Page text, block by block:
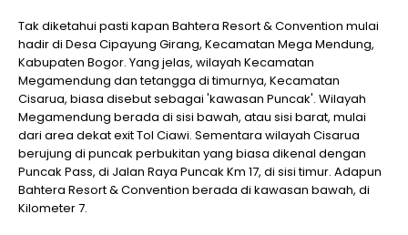
Tak diketahui pasti kapan Bahtera Resort & Convention mulai
hadir di Desa Cipayung Girang, Kecamatan Mega Mendung,
Kabupaten Bogor. Yang jelas, wilayah Kecamatan
Megamendung dan tetangga di timurnya, Kecamatan
Cisarua, biasa disebut sebagai 'kawasan Puncak'. Wilayah
Megamendung berada di sisi bawah, atau sisi barat, mulai
dari area dekat exit Tol Ciawi. Sementara wilayah Cisarua
berujung di puncak perbukitan yang biasa dikenal dengan
Puncak Pass, di Jalan Raya Puncak Km 17, di sisi timur. Adapun
Bahtera Resort & Convention berada di kawasan bawah, di
Kilometer 7.